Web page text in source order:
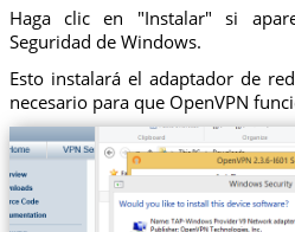
Haga clic en "Instalar" si
Seguridad de Windows.
Esto instalará el adaptador de
necesario para que OpenVPN